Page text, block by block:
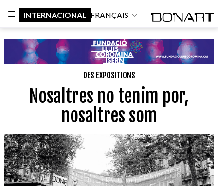
INTERNACIONAL FRANÇAIS
DES EXPOSITIONS
Nosaltres no tenim por,
nosaltres som